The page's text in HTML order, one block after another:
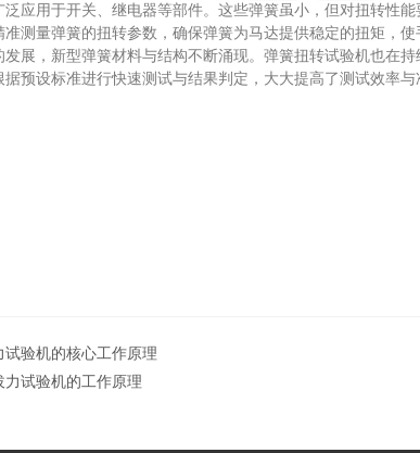
用于开关、继电器等部件。这些弹簧虽小，但对扭转性
测量弹簧的扭转参数，确保弹簧为马达提供稳定的扭矩，
，新型弹簧材料与结构不断涌现。弹簧扭转试验机也在
预设标准进行快速测试与结果判定，大大提高了测试效率与
验机的核心工作原理
试验机的工作原理